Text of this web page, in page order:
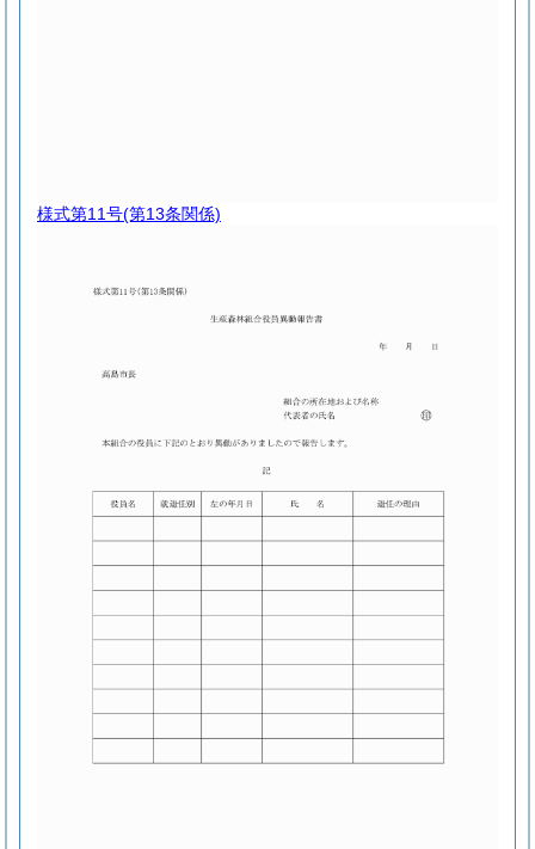
様式第11号(第13条関係)